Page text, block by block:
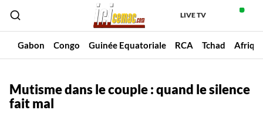
LIVE TV
Gabon Congo Guinée Equatoriale RCA Tchad
Mutisme dans le couple : quand le silence
fait mal